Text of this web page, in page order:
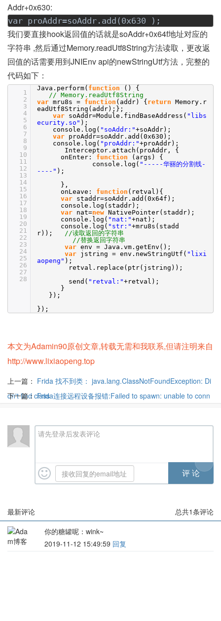
Addr+0x630:
var proAddr=soAddr.add(0x630 );
我们要直接hook返回值的话就是soAddr+0x64f地址对应的
字符串 ,然后通过Memory.readUtf8String方法读取，更改返
回值的话需要用到JNIEnv api的newStringUtf方法，完整的
代码如下：
1
2
3
4
5
6
7
8
9
10
11
12
13
14
15
16
17
18
19
20
21
22
23
24
25
26
27
28
Java.perform( function
() {
// Memory.readUtf8String
var mru8s = function (addr) { return Memory.r
eadUtf8String(addr);};
var soAddr=Module.findBaseAddress( "libs
ecurity.so" );
console.log( "soAddr:"+soAddr);
var proAddr=soAddr.add(0x630);
console.log( "proAddr:"+proAddr);
Interceptor.attach(proAddr, {
onEnter: function
(args) {
console.log( "-----华丽的分割线-
----" );
},
onLeave: function (retval){
var staddr=soAddr.add(0x64f);
console.log(staddr);
var nat=new NativePointer(staddr);
console.log( "nat:"+nat);
console.log( "str:"+mru8s(stadd
r)); //读取返回的字符串
//替换返回字符串
var env = Java.vm.getEnv();
var jstring = env.newStringUtf( "lixi
aopeng" );
retval.replace(ptr(jstring));
send( "retval:"+retval);
}
});
});
本文为Adamin90原创文章,转载无需和我联系,但请注明来自
http://www.lixiaopeng.top
上一篇： Frida 找不到类： java.lang.ClassNotFoundException: Di
dn't find class
下一篇：Frida连接远程设备报错:Failed to spawn: unable to conn
请先登录后发表评论
最新评论 总共1条评论
你的糖罐呢：wink~
2019-11-12 15:49:59 回复